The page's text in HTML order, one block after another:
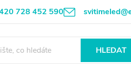
728 452 590
HLEDAT